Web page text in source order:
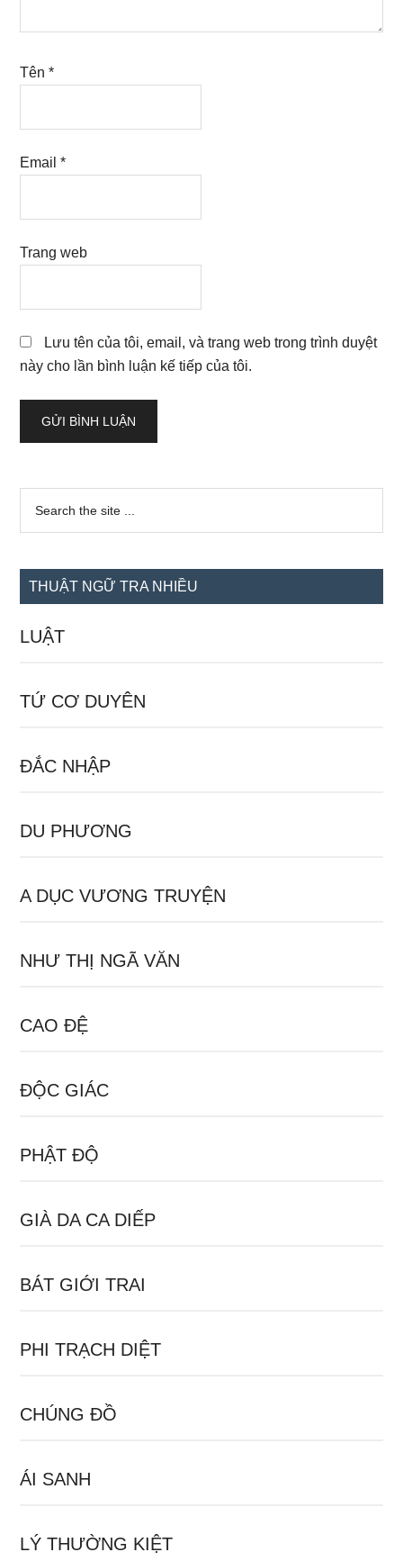
Tên*
Email*
Trang web
Lưu tên của tôi, email, và trang web trong trình duyệt
này cho lần bình luận kế tiếp của tôi.
Sidebar
chính
...
THUẬT NGỮ TRA NHIỀU
LUẬT
TỨ CƠ DUYÊN
ĐẮC NHẬP
DU PHƯƠNG
A DỤC VƯƠNG TRUYỆN
NHƯ THỊ NGÃ VĂN
CAO ĐỆ
ĐỘC GIÁC
PHẬT ĐỘ
GIÀ DA CA DIẾP
BÁT GIỚI TRAI
PHI TRẠCH DIỆT
CHÚNG ĐỒ
ÁI SANH
LÝ THƯỜNG KIỆT